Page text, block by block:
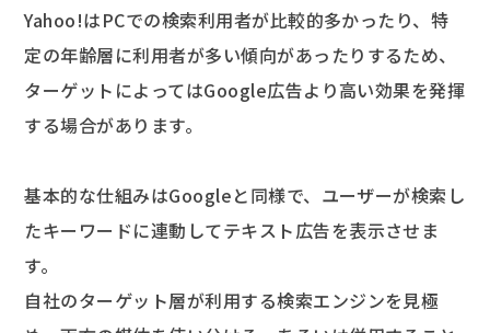
Yahoo!はPCでの検索利用者が比較的多かったり、特
定の年齢層に利用者が多い傾向があったりするため、
ターゲットによってはGoogle広告より高い効果を発揮
する場合があります。
基本的な仕組みはGoogleと同様で、ユーザーが検索し
たキーワードに連動してテキスト広告を表示させま
す。
自社のターゲット層が利用する検索エンジンを見極